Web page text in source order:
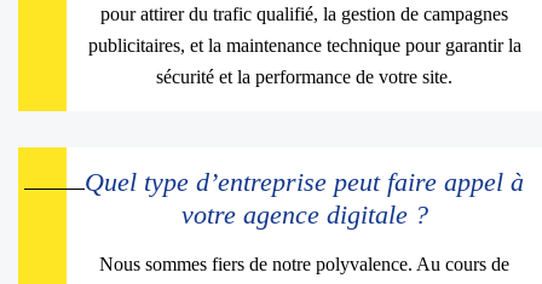
pour attirer du trafic qualifié, la gestion de campagnes
publicitaires, et la maintenance technique pour garantir la
sécurité et la performance de votre site.
Quel type d’entreprise peut faire appel à
votre agence digitale ?
Nous sommes fiers de notre polyvalence. Au cours de